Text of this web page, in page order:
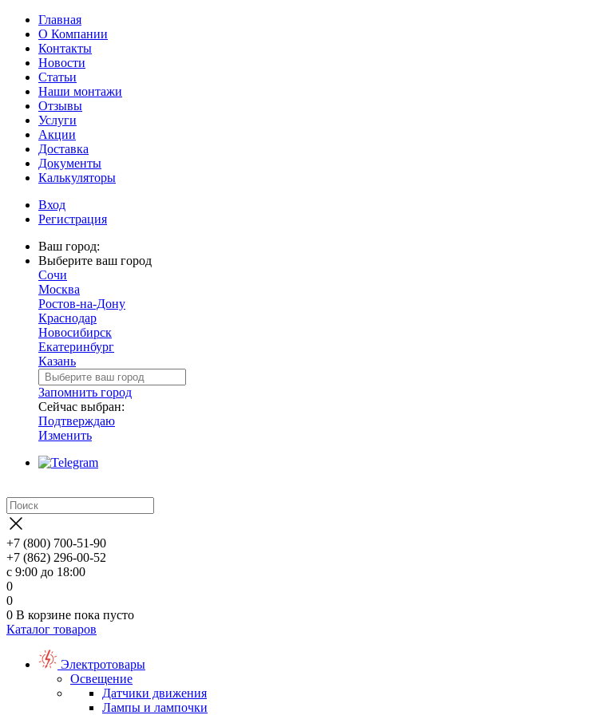
Главная
О Компании
Контакты
Новости
Статьи
Наши монтажи
Отзывы
Услуги
Акции
Доставка
Документы
Калькуляторы
Вход
Регистрация
Ваш город:
Выберите ваш город
Сочи
Москва
Ростов-на-Дону
Краснодар
Новосибирск
Екатеринбург
Казань
Запомнить город
Сейчас выбран:
Подтверждаю
Изменить
+7 (800) 700-51-90
+7 (862) 296-00-52
с 9:00 до 18:00
0
0
0 В корзине пока пусто
Каталог товаров
Электротовары
Освещение
Датчики движения
Лампы и лампочки